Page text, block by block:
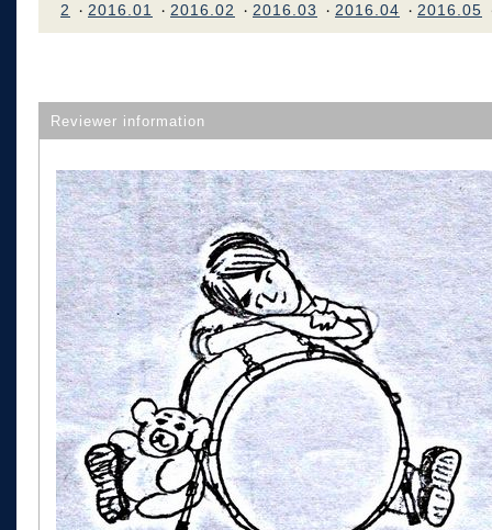
2
・ 2016.01 ・ 2016.02 ・ 2016.03 ・ 2016.04 ・ 2016.05
Reviewer information